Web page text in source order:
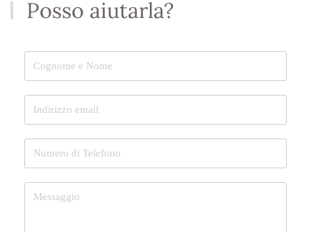
Posso aiutarla?